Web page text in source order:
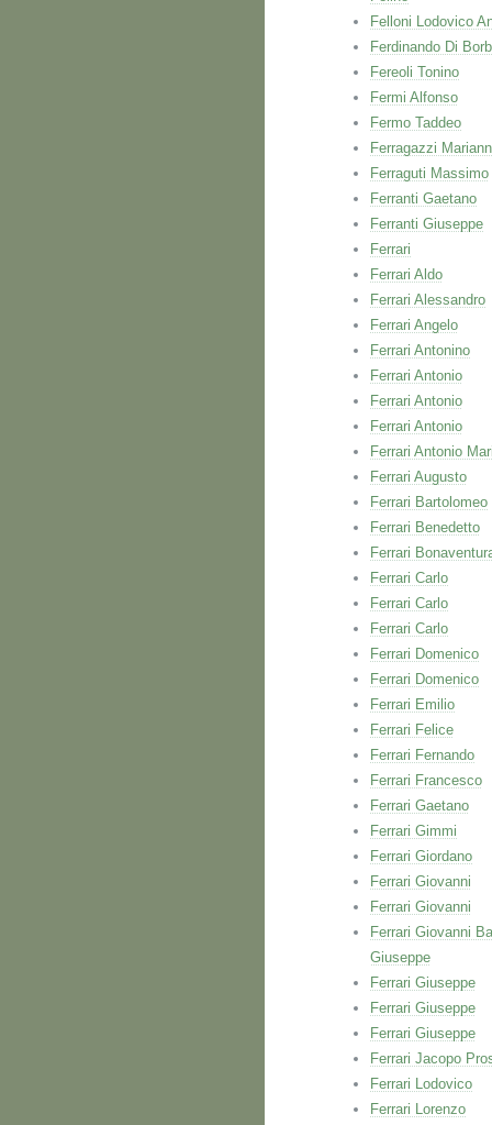
Felloni Lodovico
Ferdinando Di
Fereoli Tonino
Fermi Alfonso
Fermo Taddeo
Ferragazzi
Ferraguti Massimo
Ferranti Gaetano
Ferranti Giuseppe
Ferrari
Ferrari Aldo
Ferrari Alessandro
Ferrari Angelo
Ferrari Antonino
Ferrari Antonio
Ferrari Antonio
Ferrari Antonio
Ferrari Antonio
Ferrari Augusto
Ferrari Bartolomeo
Ferrari Benedetto
Ferrari
Ferrari Carlo
Ferrari Carlo
Ferrari Carlo
Ferrari Domenico
Ferrari Domenico
Ferrari Emilio
Ferrari Felice
Ferrari Fernando
Ferrari Francesco
Ferrari Gaetano
Ferrari Gimmi
Ferrari Giordano
Ferrari Giovanni
Ferrari Giovanni
Ferrari Giovanni
Giuseppe
Ferrari Giuseppe
Ferrari Giuseppe
Ferrari Giuseppe
Ferrari Jacopo
Ferrari Lodovico
Ferrari Lorenzo